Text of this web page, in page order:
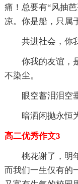
痛！总要有“风抽
凉。你是船，只属
共进社会，你
你我的友谊，
不染尘。
眼空蓄泪泪空
暗洒闲抛永恒
高二优秀作文3
桃花谢了，明
而我们一生仅有的